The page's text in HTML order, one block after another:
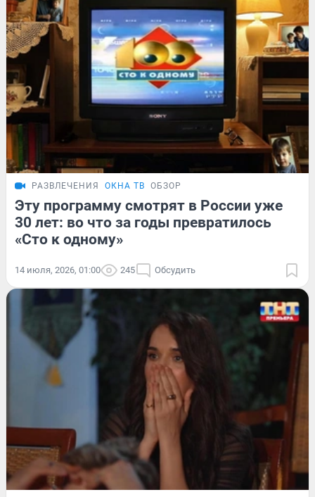
РАЗВЛЕЧЕНИЯ ОКНА ТВ ОБЗОР
Эту программу смотрят в России уже
30 лет: во что за годы превратилось
«Сто к одному»
14 июля, 2026, 01:00 245 Обсудить